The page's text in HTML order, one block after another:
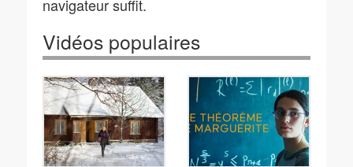
navigateur suffit.
Vidéos populaires